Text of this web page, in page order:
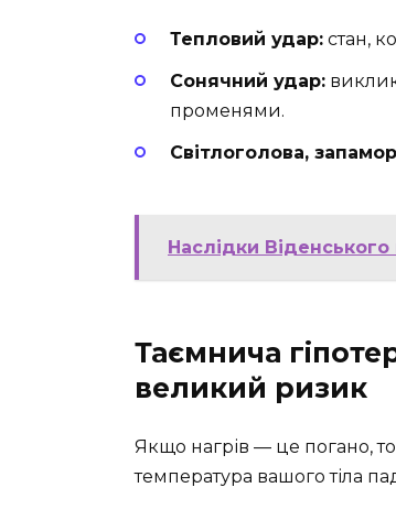
Тепловий удар: стан,
Сонячний удар:
променями.
Світлоголова,
Наслідки
Таємнича
великий ризик
Якщо нагрів — це погано,
температура вашого тіла